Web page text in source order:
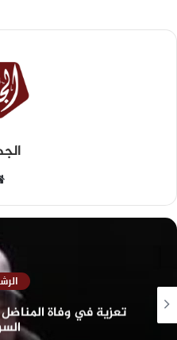
الرشيدية.. انتخاب
التجمع الوطني